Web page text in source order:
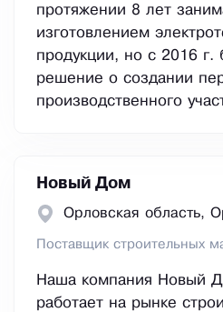
протяжении 8 лет
изготовлением
продукции, но с 2016 г.
решение о создании
производственного
Новый Дом
Орловская область,
Поставщик строительных
Наша компания Новый
работает на рынке